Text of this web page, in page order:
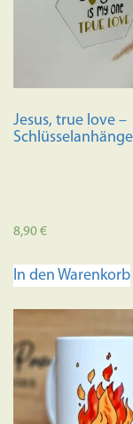
Jesus, true love –
8,90€
In den Warenkorb